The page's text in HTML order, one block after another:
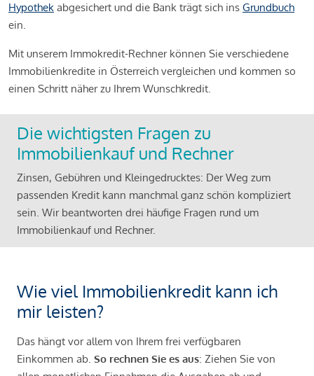
Hypothek abgesichert und die Bank trägt sich ins Grundbuch
ein.
Mit unserem Immokredit-Rechner können Sie verschiedene
Immobilienkredite in Österreich vergleichen und kommen so
einen Schritt näher zu Ihrem Wunschkredit.
Die wichtigsten Fragen zu
Immobilienkauf und Rechner
Zinsen, Gebühren und Kleingedrucktes: Der Weg zum
passenden Kredit kann manchmal ganz schön kompliziert
sein. Wir beantworten drei häufige Fragen rund um
Immobilienkauf und Rechner.
Wie viel Immobilienkredit kann ich
mir leisten?
Das hängt vor allem von Ihrem frei verfügbaren
Einkommen ab. So rechnen Sie es aus: Ziehen Sie von